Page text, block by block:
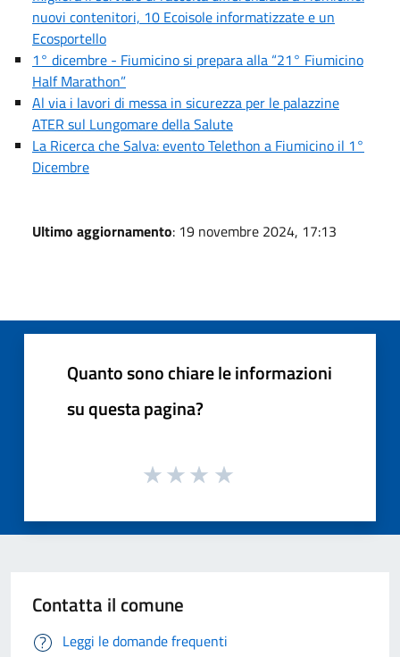
nuovi contenitori, 10 Ecoisole informatizzate e un
Ecosportello
1° dicembre - Fiumicino si prepara alla “21° Fiumicino
Half Marathon”
Al via i lavori di messa in sicurezza per le palazzine
ATER sul Lungomare della Salute
La Ricerca che Salva: evento Telethon a Fiumicino il 1°
Dicembre
Ultimo aggiornamento: 19 novembre 2024, 17:13
Quanto sono chiare le informazioni
su questa pagina?
Contatta il comune
Leggi le domande frequenti